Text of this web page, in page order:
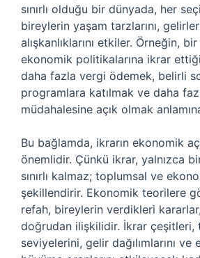
sınırlı olduğu bir dünyada, her
bireylerin yaşam tarzlarını,
alışkanlıklarını etkiler. Örneğin,
ekonomik politikalarına ikrar
daha fazla vergi ödemek, belirli
programlara katılmak ve daha
müdahalesine açık olmak
Bu bağlamda, ikrarın ekonomik
önemlidir. Çünkü ikrar, yalnızca
sınırlı kalmaz; toplumsal ve
şekillendirir. Ekonomik teorilere
refah, bireylerin verdikleri
doğrudan ilişkilidir. İkrar çeşitleri,
seviyelerini, gelir dağılımlarını ve